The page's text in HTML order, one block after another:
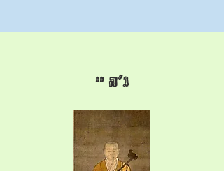
גְ'ה יִי